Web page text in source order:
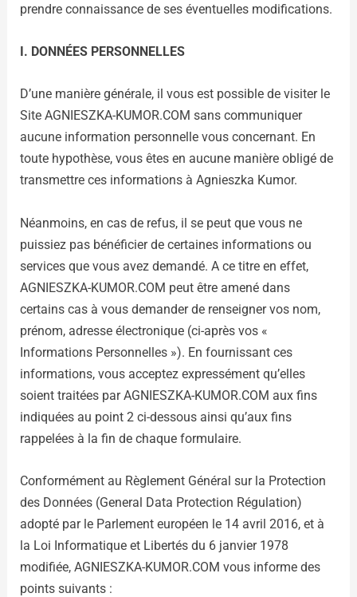
prendre connaissance de ses éventuelles modifications.
I. DONNÉES PERSONNELLES
D’une manière générale, il vous est possible de visiter le
Site AGNIESZKA-KUMOR.COM sans communiquer
aucune information personnelle vous concernant. En
toute hypothèse, vous êtes en aucune manière obligé de
transmettre ces informations à Agnieszka Kumor.
Néanmoins, en cas de refus, il se peut que vous ne
puissiez pas bénéficier de certaines informations ou
services que vous avez demandé. A ce titre en effet,
AGNIESZKA-KUMOR.COM peut être amené dans
certains cas à vous demander de renseigner vos nom,
prénom, adresse électronique (ci-après vos «
Informations Personnelles »). En fournissant ces
informations, vous acceptez expressément qu’elles
soient traitées par AGNIESZKA-KUMOR.COM aux fins
indiquées au point 2 ci-dessous ainsi qu’aux fins
rappelées à la fin de chaque formulaire.
Conformément au Règlement Général sur la Protection
des Données (General Data Protection Régulation)
adopté par le Parlement européen le 14 avril 2016, et à
la Loi Informatique et Libertés du 6 janvier 1978
modifiée, AGNIESZKA-KUMOR.COM vous informe des
points suivants :